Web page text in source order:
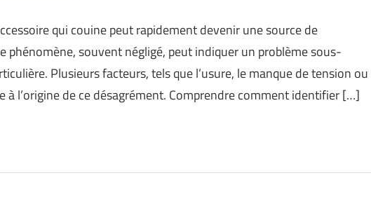
qui couine peut rapidement devenir une source de
phénomène, souvent négligé, peut indiquer un problème sous-
Plusieurs facteurs, tels que l’usure, le manque de tension ou
à l’origine de ce désagrément. Comprendre comment identifier […]